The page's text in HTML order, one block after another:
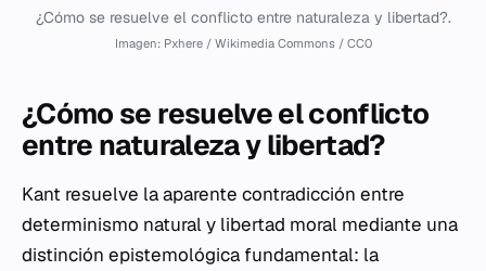
¿Cómo se resuelve el conflicto entre naturaleza y libertad?.
Imagen: Pxhere / Wikimedia Commons / CC0
¿Cómo se resuelve el conflicto
entre naturaleza y libertad?
Kant resuelve la aparente contradicción entre
determinismo natural y libertad moral mediante una
distinción epistemológica fundamental: la